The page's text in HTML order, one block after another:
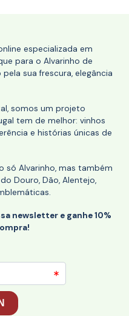
especializada em
para o Alvarinho de
sua frescura, elegância
somos um projeto
tem de melhor: vinhos
e histórias únicas de
só Alvarinho, mas também
Douro, Dão, Alentejo,
newsletter e ganhe 10%